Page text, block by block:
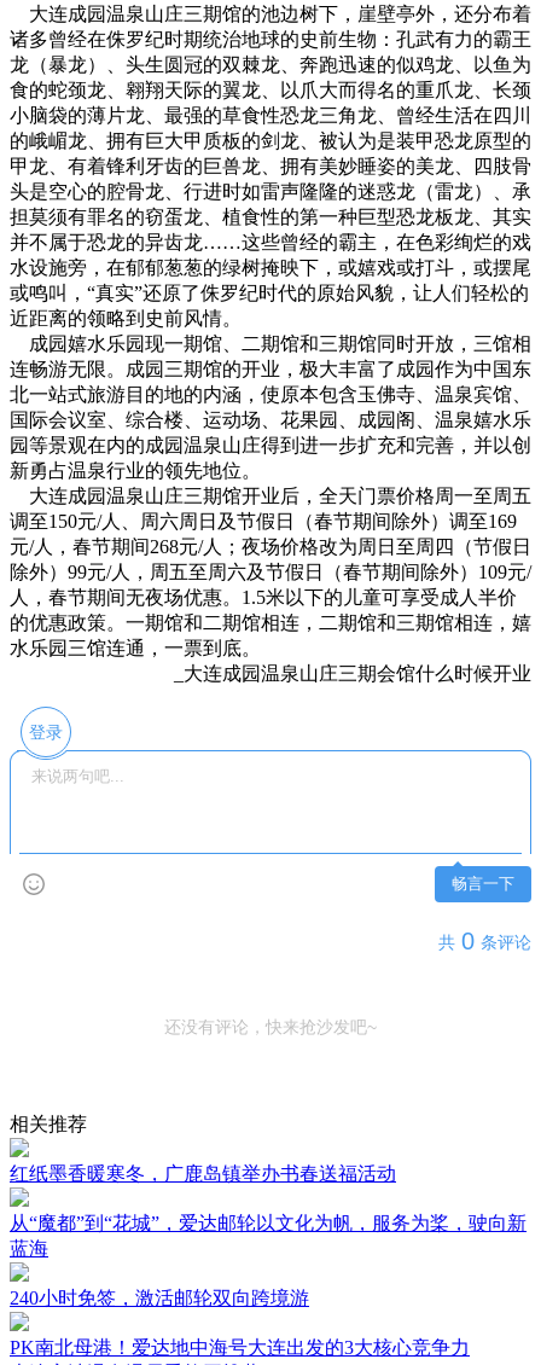
大连成园温泉山庄三期馆的池边树下，崖壁亭外，还分布着
诸多曾经在侏罗纪时期统治地球的史前生物：孔武有力的霸王
龙（暴龙）、头生圆冠的双棘龙、奔跑迅速的似鸡龙、以鱼为
食的蛇颈龙、翱翔天际的翼龙、以爪大而得名的重爪龙、长颈
小脑袋的薄片龙、最强的草食性恐龙三角龙、曾经生活在四川
的峨嵋龙、拥有巨大甲质板的剑龙、被认为是装甲恐龙原型的
甲龙、有着锋利牙齿的巨兽龙、拥有美妙睡姿的美龙、四肢骨
头是空心的腔骨龙、行进时如雷声隆隆的迷惑龙（雷龙）、承
担莫须有罪名的窃蛋龙、植食性的第一种巨型恐龙板龙、其实
并不属于恐龙的异齿龙……这些曾经的霸主，在色彩绚烂的戏
水设施旁，在郁郁葱葱的绿树掩映下，或嬉戏或打斗，或摆尾
或鸣叫，“真实”还原了侏罗纪时代的原始风貌，让人们轻松的
近距离的领略到史前风情。
成园嬉水乐园现一期馆、二期馆和三期馆同时开放，三馆相
连畅游无限。成园三期馆的开业，极大丰富了成园作为中国东
北一站式旅游目的地的内涵，使原本包含玉佛寺、温泉宾馆、
国际会议室、综合楼、运动场、花果园、成园阁、温泉嬉水乐
园等景观在内的成园温泉山庄得到进一步扩充和完善，并以创
新勇占温泉行业的领先地位。
大连成园温泉山庄三期馆开业后，全天门票价格周一至周五
调至150元/人、周六周日及节假日（春节期间除外）调至169
元/人，春节期间268元/人；夜场价格改为周日至周四（节假日
除外）99元/人，周五至周六及节假日（春节期间除外）109元/
人，春节期间无夜场优惠。1.5米以下的儿童可享受成人半价
的优惠政策。一期馆和二期馆相连，二期馆和三期馆相连，嬉
水乐园三馆连通，一票到底。
_大连成园温泉山庄三期会馆什么时候开业
登录
畅言一下
共 0 条评论
还没有评论，快来抢沙发吧~
相关推荐
红纸墨香暖寒冬，广鹿岛镇举办书春送福活动
从“魔都”到“花城”，爱达邮轮以文化为帆，服务为桨，驶向新
蓝海
240小时免签，激活邮轮双向跨境游
PK南北母港！爱达地中海号大连出发的3大核心竞争力